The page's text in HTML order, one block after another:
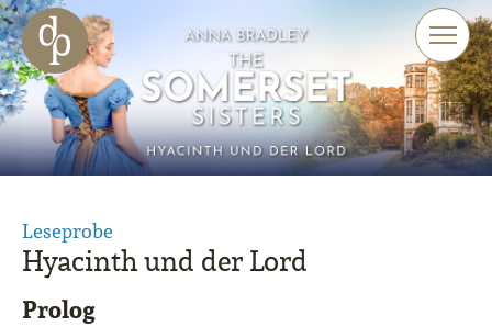
Zum Haupt-Inhalt springen
Zur Navigation springen
Zur Website-Suche springen
Leseprobe
Hyacinth und der Lord
Prolog